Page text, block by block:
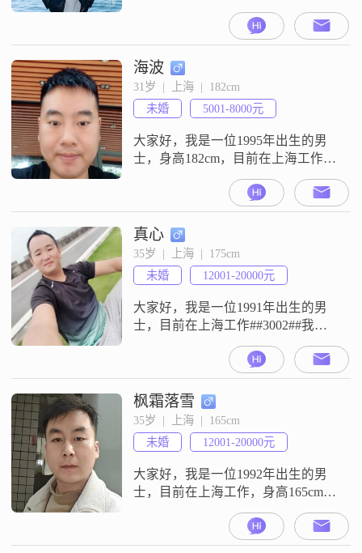
城市努力打拼##3002##虽然我的学
历只是高中及以下，但我一直相
信，只要肯努力，就一定能有收获
##3002##我性格随和，特别容易相
处，真诚可靠是我给自己的标签
##3002##平时我喜欢玩电子游戏，
这让我在忙碌的工作之余有了放松
的方式##3002##我觉
海波
31岁  |  上海  |  182cm
未婚
5001-8000元
大家好，我是一位1995年出生的男
士，身高182cm，目前在上海工作，
月收入在5001到8000元之间
##3002##虽然我的学历是高中及以
下，但我一直保持着稳重可靠的态
度，对待生活和工作都非常认真
##3002##我是一个责任感很强的
人，无论是对家庭还是朋友，我都
会尽自己最大的努力去照顾和帮助
##3002##我平时喜欢
真心
35岁  |  上海  |  175cm
未婚
12001-20000元
大家好，我是一位1991年出生的男
士，目前在上海工作##3002##我的
身高是175cm，月收入在12001到
20000元之间##3002##虽然我的学历
是中专，但我一直保持着积极向上
的态度，在工作中不断学习和进步
##3002##我认为自己是一个稳重可
靠的人，做事认真负责，不会轻易
放弃##3002##在生活中，我性格乐
枫霜落雪
35岁  |  上海  |  165cm
未婚
12001-20000元
大家好，我是一位1992年出生的男
士，目前在上海工作，身高165cm，
月收入在12001到20000元之间
##3002##我拥有大学本科学历，平
时喜欢看电影，也热爱规划自己的